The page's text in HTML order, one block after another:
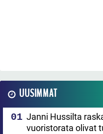
UUSIMMAT
Janni Hussilta
vuoristorata olivat